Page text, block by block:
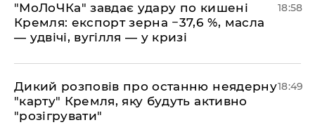
​"МоЛоЧКа" завдає удару по кишені
Кремля: експорт зерна −37,6 %, масла
— удвічі, вугілля — у кризі
18:58
​Дикий розповів про останню неядерну
"карту" Кремля, яку будуть активно
"розігрувати"
18:49